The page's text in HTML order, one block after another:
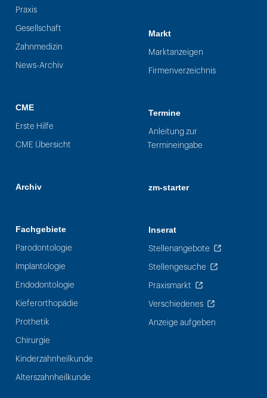
Praxis
Gesellschaft
Zahnmedizin
News-Archiv
CME
Erste Hilfe
CME Übersicht
Archiv
Fachgebiete
Parodontologie
Implantologie
Endodontologie
Kieferorthopädie
Prothetik
Chirurgie
Kinderzahnheilkunde
Alterszahnheilkunde
Markt
Marktanzeigen
Firmenverzeichnis
Termine
Anleitung zur
Termineingabe
zm-starter
Inserat
Stellenangebote
Stellengesuche
Praxismarkt
Verschiedenes
Anzeige aufgeben